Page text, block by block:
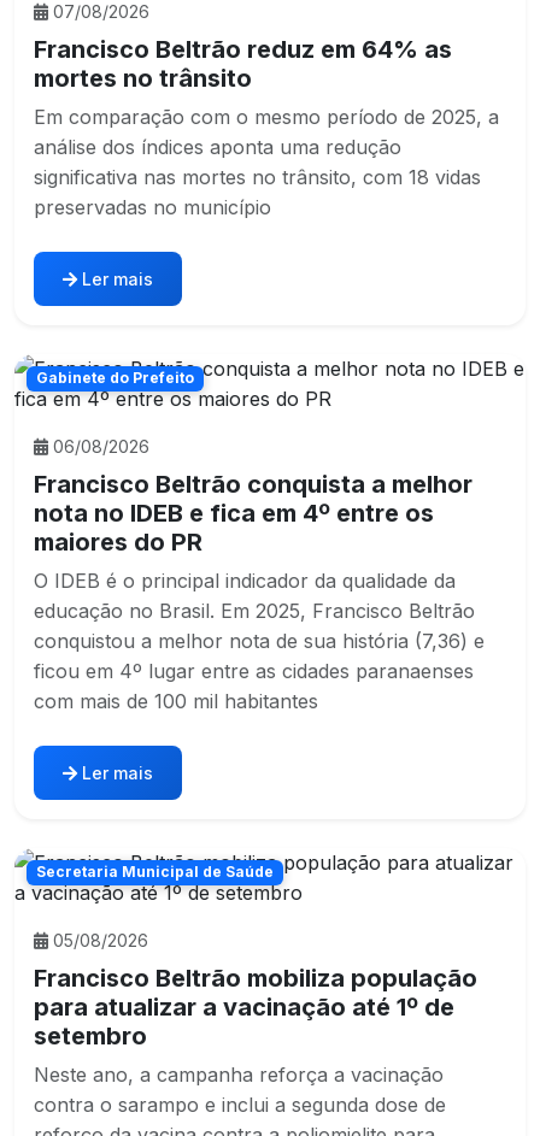
07/08/2026
Francisco Beltrão reduz em 64% as
mortes no trânsito
Em comparação com o mesmo período de 2025, a
análise dos índices aponta uma redução
significativa nas mortes no trânsito, com 18 vidas
preservadas no município
Ler mais
Gabinete do Prefeito
06/08/2026
Francisco Beltrão conquista a melhor
nota no IDEB e fica em 4º entre os
maiores do PR
O IDEB é o principal indicador da qualidade da
educação no Brasil. Em 2025, Francisco Beltrão
conquistou a melhor nota de sua história (7,36) e
ficou em 4º lugar entre as cidades paranaenses
com mais de 100 mil habitantes
Ler mais
Secretaria Municipal de Saúde
05/08/2026
Francisco Beltrão mobiliza população
para atualizar a vacinação até 1º de
setembro
Neste ano, a campanha reforça a vacinação
contra o sarampo e inclui a segunda dose de